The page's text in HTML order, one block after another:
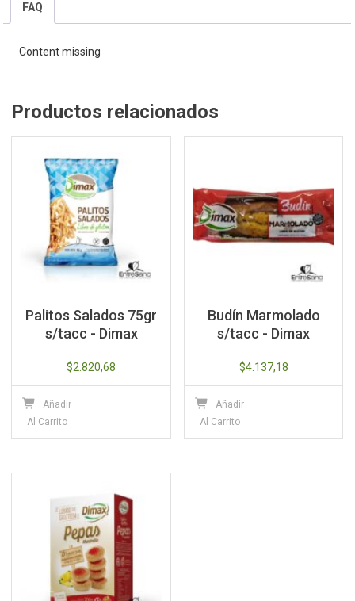
SOLE
cantidad
FAQ
Content missing
Productos relacionados
Palitos Salados 75gr
s/tacc - Dimax
$2.820,68
Añadir
Al Carrito
Budín Marmolado
s/tacc - Dimax
$4.137,18
Añadir
Al Carrito